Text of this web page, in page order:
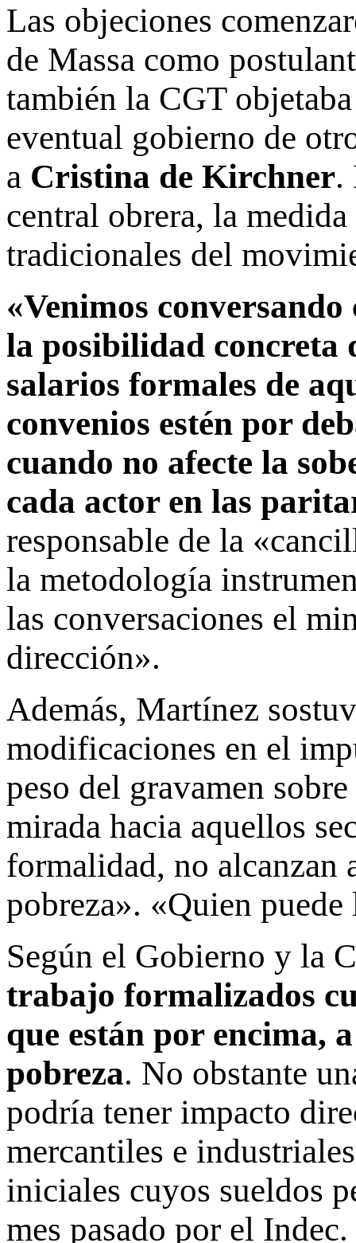
Las objeciones
de Massa como
también la CGT
eventual gobierno de
a Cristina de Kirchner.
central obrera, la medida
tradicionales del
«Venimos conversando
la posibilidad concreta
salarios formales de
convenios estén por
cuando no afecte la
cada actor en las
responsable de la
la metodología
las conversaciones el
dirección».
Además, Martínez
modificaciones en el
peso del gravamen
mirada hacia aquellos
formalidad, no alcanzan
pobreza». «Quien
Según el Gobierno y la
trabajo formalizados
que están por encima,
pobreza. No obstante
podría tener impacto
mercantiles e
iniciales cuyos sueldos
mes pasado por el